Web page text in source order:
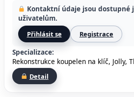
Kontaktní údaje jsou dostupné
uživatelům.
Přihlásit se Registrace
Specializace:
Rekonstrukce koupelen na klíč, Jolly,
Detail